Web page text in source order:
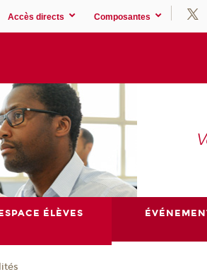
Accès directs Composantes
ÉLÈVES